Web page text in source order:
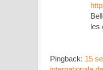
Pingback: 15